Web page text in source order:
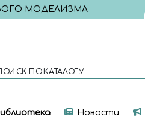
МОДЕЛИЗМА
ПО КАТАЛОГУ
Новости